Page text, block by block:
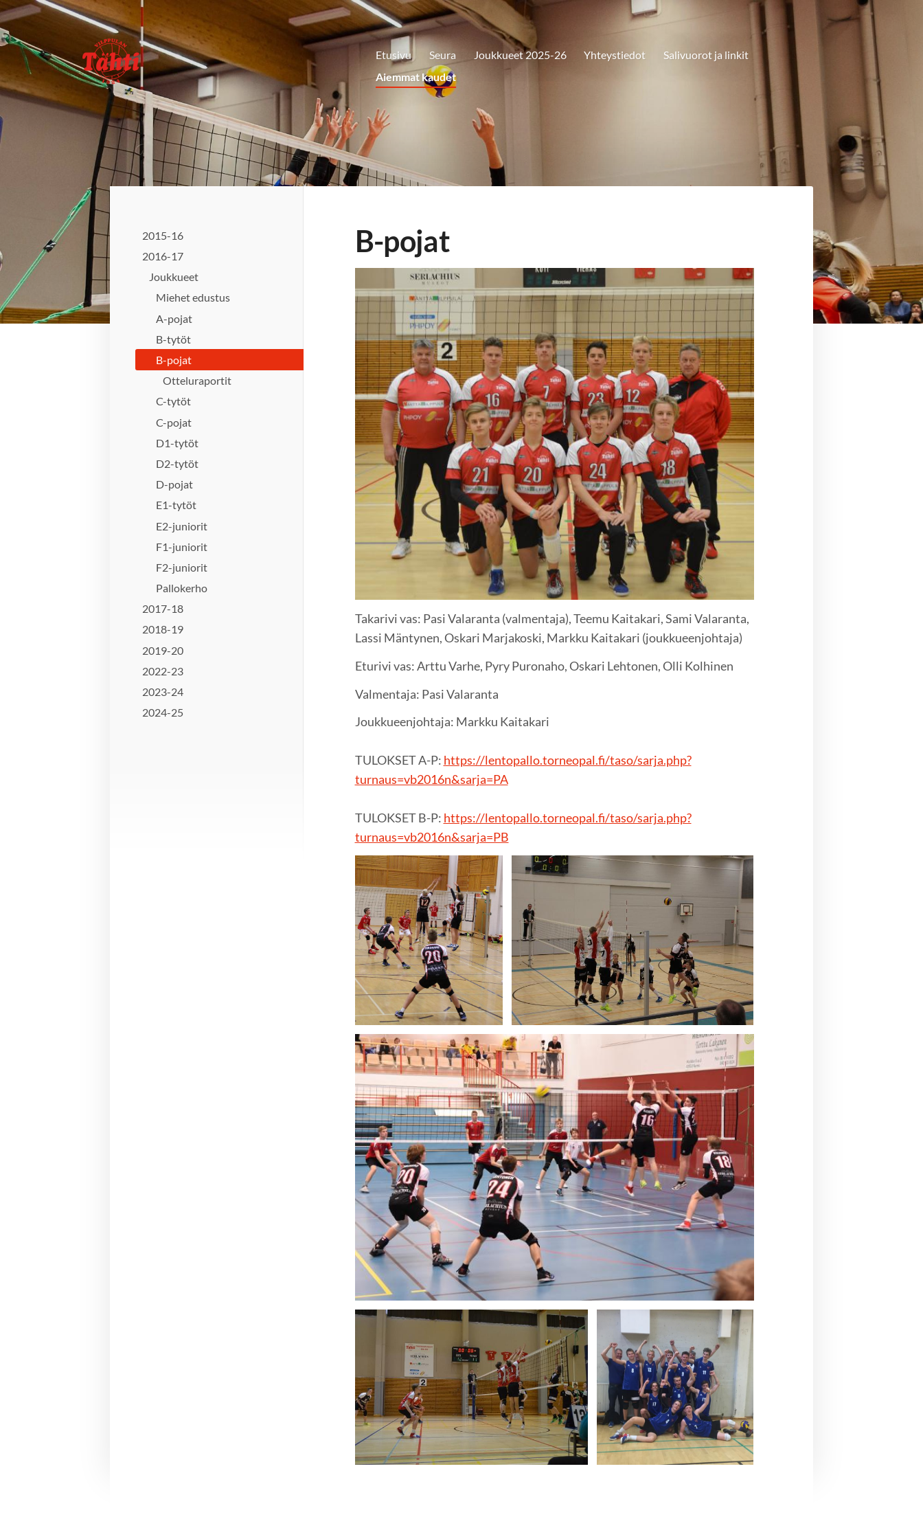
Siirry
sivun
sisältöön
Vilppulan Tähti ry
Etusivu Seura Joukkueet 2025-26 Yhteystiedot
Salivuorot ja linkit
Aiemmat kaudet
2015-16
2016-17
Joukkueet
Miehet edustus
A-pojat
B-tytöt
B-pojat
Otteluraportit
C-tytöt
C-pojat
D1-tytöt
D2-tytöt
D-pojat
E1-tytöt
E2-juniorit
F1-juniorit
F2-juniorit
Pallokerho
2017-18
2018-19
2019-20
2022-23
2023-24
2024-25
B-pojat
Takarivi vas: Pasi Valaranta (valmentaja), Teemu Kaitakari, Sami Valaranta,
Lassi Mäntynen, Oskari Marjakoski, Markku Kaitakari (joukkueenjohtaja)
Eturivi vas: Arttu Varhe, Pyry Puronaho, Oskari Lehtonen, Olli Kolhinen
Valmentaja: Pasi Valaranta
Joukkueenjohtaja: Markku Kaitakari
TULOKSET A-P: https://lentopallo.torneopal.fi/taso/sarja.php?
turnaus=vb2016n&sarja=PA
TULOKSET B-P: https://lentopallo.torneopal.fi/taso/sarja.php?
turnaus=vb2016n&sarja=PB